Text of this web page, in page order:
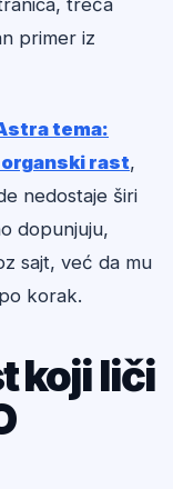
treća
primer iz
tema:
organski rast,
nedostaje širi
dopunjuju,
sajt, već da mu
korak.
koji liči